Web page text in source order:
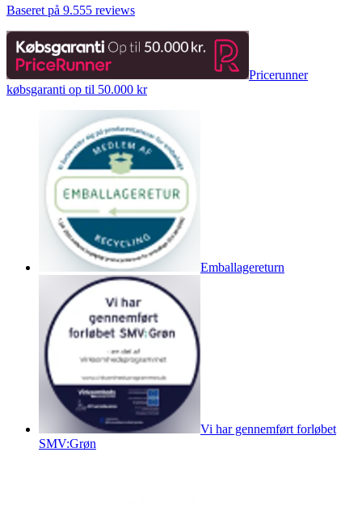
Baseret på 9.555 reviews
Pricerunner
købsgaranti op til 50.000 kr
Emballagereturn
Vi har gennemført forløbet
SMV:Grøn